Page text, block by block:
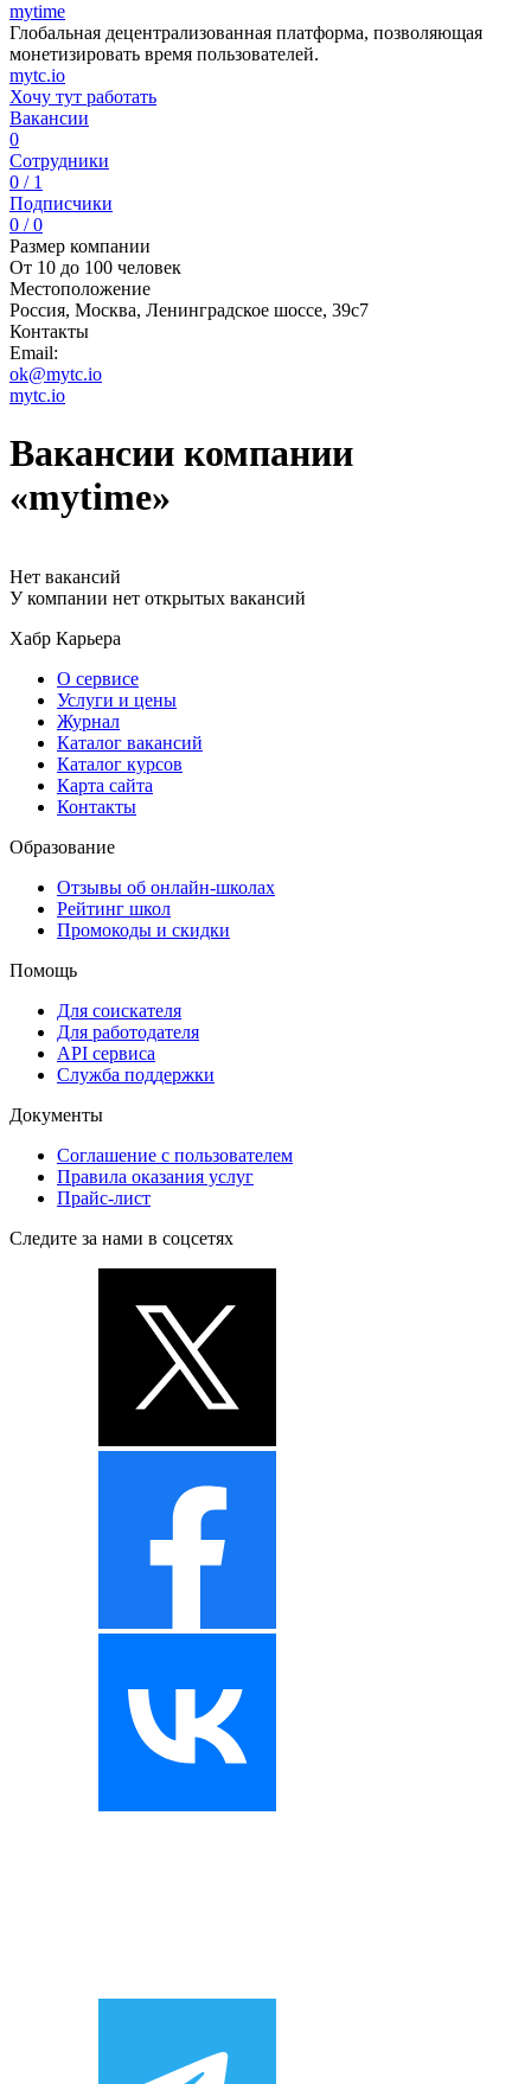
mytime
Глобальная децентрализованная платформа, позволяющая
монетизировать время пользователей.
mytc.io
Хочу тут работать
Вакансии
0
Сотрудники
0 / 1
Подписчики
0 / 0
Размер компании
От 10 до 100 человек
Местоположение
Россия, Москва, Ленинградское шоссе, 39с7
Контакты
Email:
ok@mytc.io
mytc.io
Вакансии компании
«mytime»
Нет вакансий
У компании нет открытых вакансий
Хабр Карьера
О сервисе
Услуги и цены
Журнал
Каталог вакансий
Каталог курсов
Карта сайта
Контакты
Образование
Отзывы об онлайн-школах
Рейтинг школ
Промокоды и скидки
Помощь
Для соискателя
Для работодателя
API сервиса
Служба поддержки
Документы
Соглашение с пользователем
Правила оказания услуг
Прайс-лист
Следите за нами в соцсетях